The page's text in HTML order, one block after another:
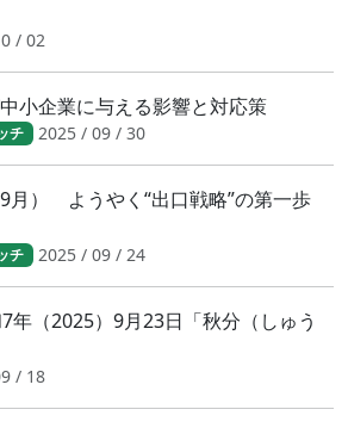
/ 02
小企業に与える影響と対応策
チ 2025 / 09 / 30
月） ようやく“出口戦略”の第一歩
チ 2025 / 09 / 24
（2025）9月23日「秋分（しゅう
/ 18